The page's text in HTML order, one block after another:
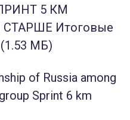
5 КМ
Итоговые
(1.53 МБ)
of Russia among
Sprint 6 km